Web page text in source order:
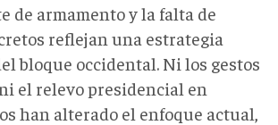
de armamento y la falta de
reflejan una estrategia
bloque occidental. Ni los gestos
el relevo presidencial en
han alterado el enfoque actual,